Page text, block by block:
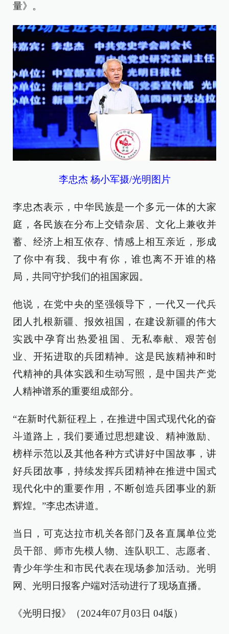
量》。
李忠杰 杨小军摄/光明图片
李忠杰表示，中华民族是一个多元一体的大家
庭，各民族在分布上交错杂居、文化上兼收并
蓄、经济上相互依存、情感上相互亲近，形成
了你中有我、我中有你，谁也离不开谁的格
局，共同守护我们的祖国家园。
他说，在党中央的坚强领导下，一代又一代兵
团人扎根新疆、报效祖国，在建设新疆的伟大
实践中孕育出热爱祖国、无私奉献、艰苦创
业、开拓进取的兵团精神。这是民族精神和时
代精神的具体实践和生动写照，是中国共产党
人精神谱系的重要组成部分。
“在新时代新征程上，在推进中国式现代化的奋
斗道路上，我们要通过思想建设、精神激励、
榜样示范以及其他各种方式讲好中国故事，讲
好兵团故事，持续发挥兵团精神在推进中国式
现代化中的重要作用，不断创造兵团事业的新
辉煌。”李忠杰讲道。
当日，可克达拉市机关各部门及各直属单位党
员干部、师市先模人物、连队职工、志愿者、
青少年学生和市民代表在现场参加活动。光明
网、光明日报客户端对活动进行了现场直播。
《光明日报》（2024年07月03日 04版）